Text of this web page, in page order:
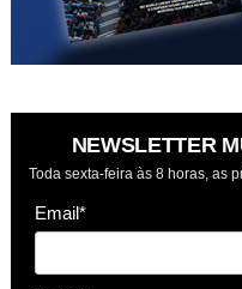
NEWSLETTER
Toda sexta-feira às 8 horas, as
Email*